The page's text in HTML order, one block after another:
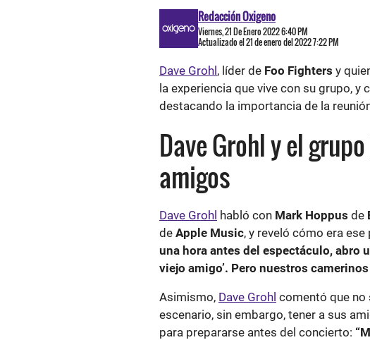
Redacción Oxigeno
Viernes, 21 De Enero 2022 6:40 PM
Actualizado el 21 de enero del 2022 7:22 PM
Dave Grohl , líder de Foo Fighters y
la experiencia que vive con su grupo,
destacando la importancia de la
Dave Grohl y el
amigos
Dave Grohl habló con Mark Hoppus de
de Apple Music, y reveló cómo era
una hora antes del espectáculo, abro
viejo amigo’. Pero nuestros
Asimismo, Dave Grohl comentó que no
escenario, sin embargo, tener a sus
para prepararse antes del concierto: